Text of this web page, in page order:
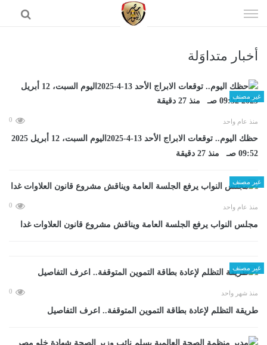
الى
أخبار متداوَلة
غير مصنف
منذ عام واحد 0
حظك اليوم.. توقعات الابراج الأحد 13-4-2025اليوم السبت، 12 أبريل 2025
09:52 صـ منذ 27 دقيقة
غير مصنف
منذ عام واحد 0
مجلس النواب يرفع الجلسة العامة ويناقش مشروع قانون العلاوات غدا
غير مصنف
منذ شهر واحد 0
طريقة التظلم لإعادة بطاقة التموين المتوقفة.. اعرف التفاصيل